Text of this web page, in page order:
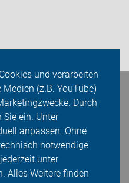
und verarbeiten
(z.B. YouTube)
Durch
Sie ein. Unter
anpassen. Ohne
notwendige
unter
Alles Weitere finden